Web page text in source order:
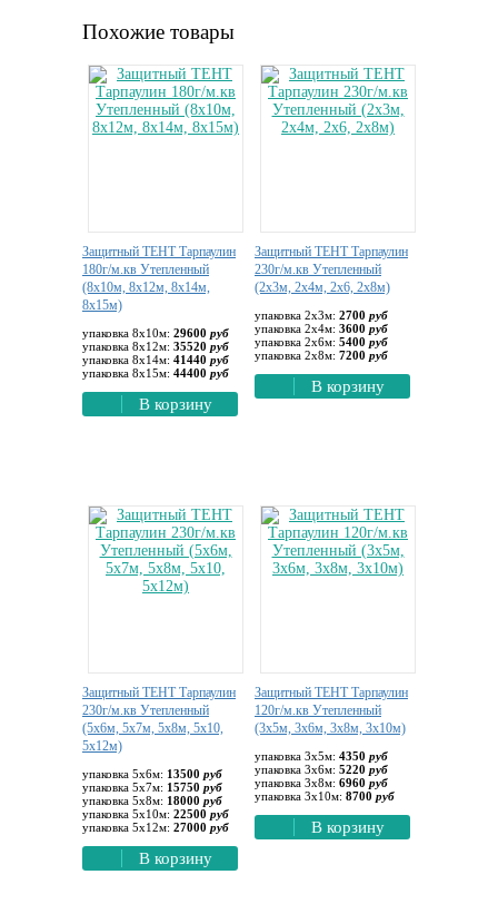
Похожие товары
Защитный ТЕНТ Тарпаулин
180г/м.кв Утепленный
(8х10м, 8х12м, 8х14м,
8х15м)
упаковка 8х10м: 29600 руб
упаковка 8х12м: 35520 руб
упаковка 8х14м: 41440 руб
упаковка 8х15м: 44400 руб
В корзину
Защитный ТЕНТ Тарпаулин
230г/м.кв Утепленный
(2х3м, 2х4м, 2х6, 2х8м)
упаковка 2х3м: 2700 руб
упаковка 2х4м: 3600 руб
упаковка 2х6м: 5400 руб
упаковка 2х8м: 7200 руб
В корзину
Защитный ТЕНТ Тарпаулин
230г/м.кв Утепленный
(5х6м, 5х7м, 5х8м, 5х10,
5х12м)
упаковка 5х6м: 13500 руб
упаковка 5х7м: 15750 руб
упаковка 5х8м: 18000 руб
упаковка 5х10м: 22500 руб
упаковка 5х12м: 27000 руб
В корзину
Защитный ТЕНТ Тарпаулин
120г/м.кв Утепленный
(3х5м, 3х6м, 3х8м, 3х10м)
упаковка 3х5м: 4350 руб
упаковка 3х6м: 5220 руб
упаковка 3х8м: 6960 руб
упаковка 3х10м: 8700 руб
В корзину